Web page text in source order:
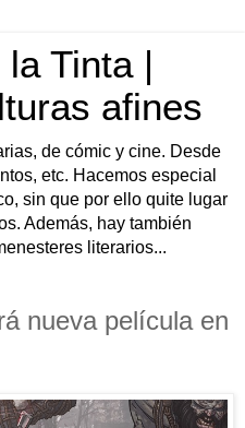
Tinta |
afines
de cómic y cine. Desde
etc. Hacemos especial
sin que por ello quite lugar
Además, hay también
literarios...
nueva película en